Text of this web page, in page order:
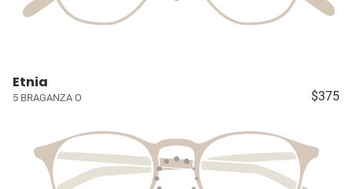
Etnia
5 BRAGANZA O $375